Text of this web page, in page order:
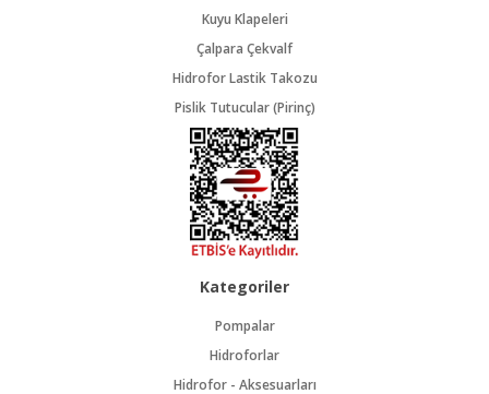
Kuyu Klapeleri
Çalpara Çekvalf
Hidrofor Lastik Takozu
Pislik Tutucular (Pirinç)
Kategoriler
Pompalar
Hidroforlar
Hidrofor - Aksesuarları